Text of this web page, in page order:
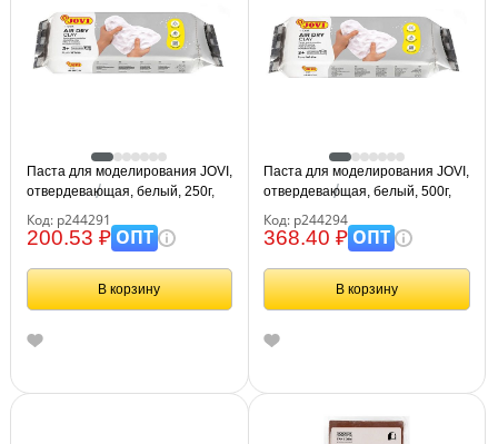
Паста для моделирования JOVI,
отвердевающая, белый, 250г,
Код: р244291
200.53 ₽ОПТ
В корзину
Паста для моделирования JOVI,
отвердевающая, белый, 500г,
Код: р244294
368.40 ₽ОПТ
В корзину